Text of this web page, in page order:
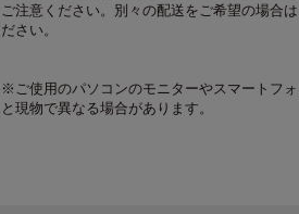
ご注意ください。別々の配送をご希望の場合
ださい。
※ご使用のパソコンのモニターやスマートフ
と現物で異なる場合があります。